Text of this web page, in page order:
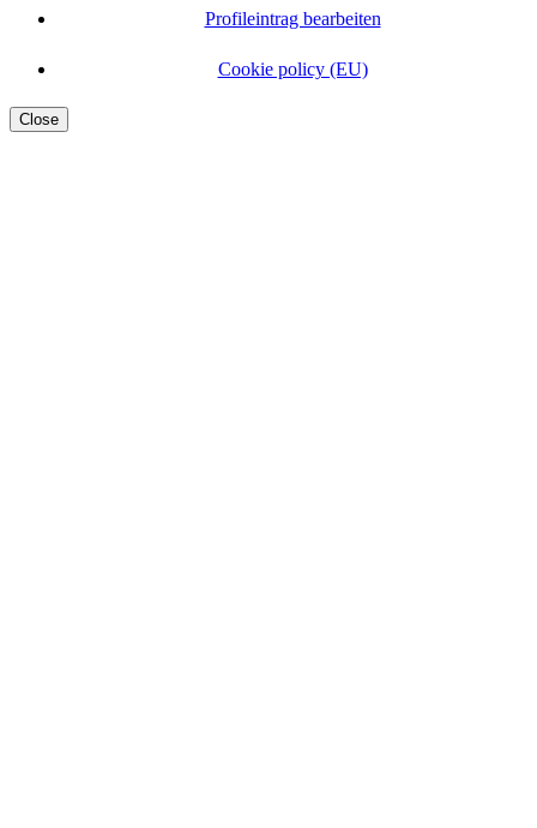
Profileintrag bearbeiten
Cookie policy (EU)
Close